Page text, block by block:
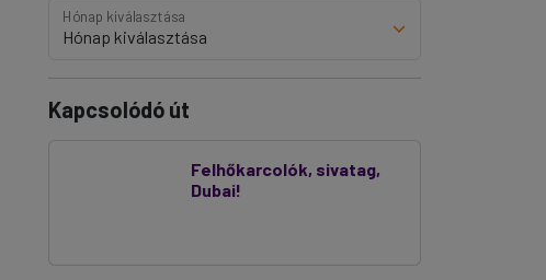
Hónap kiválasztása
Kapcsolódó út
Felhőkarcolók, sivatag,
Dubai!